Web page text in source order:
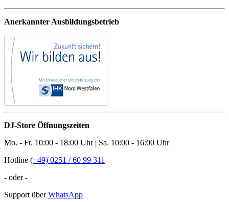
Anerkannter Ausbildungsbetrieb
DJ-Store Öffnungszeiten
Mo. - Fr. 10:00 - 18:00 Uhr | Sa. 10:00 - 16:00 Uhr
Hotline (+49) 0251 / 60 99 311
- oder -
Support überWhatsApp